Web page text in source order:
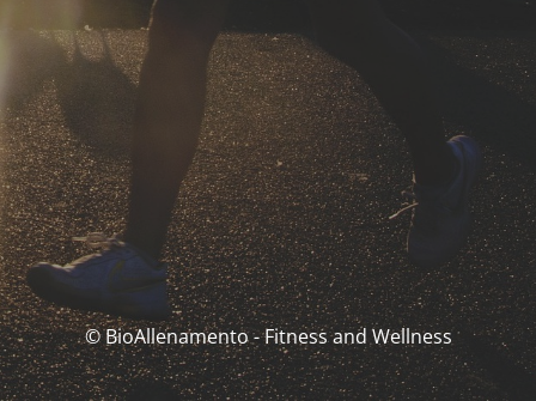
© BioAllenamento - Fitness and Wellness